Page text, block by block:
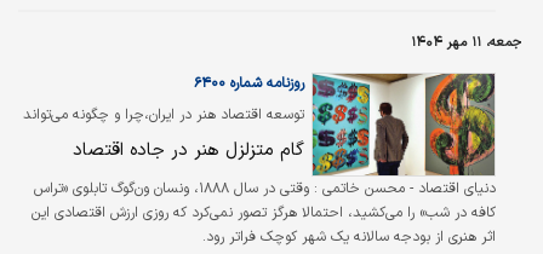
جمعه، ۱۱ مهر ۱۴۰۴
توسعه اقتصاد هنر در ایران،چرا و چگونه می‌تواند
شکل بگیرد؟
روزنامه شماره ۶۴۰۰
گام متزلزل هنر در جاده اقتصاد
دنیای اقتصاد - محسن خاتمی : وقتی در سال ۱۸۸۸، ونسان ون‌گوگ تابلوی «تراس
کافه در شب» را می‌کشید، احتمالا هرگز تصور نمی‌کرد که روزی ارزش اقتصادی این
اثر هنری از بودجه سالانه یک شهر کوچک فراتر رود.